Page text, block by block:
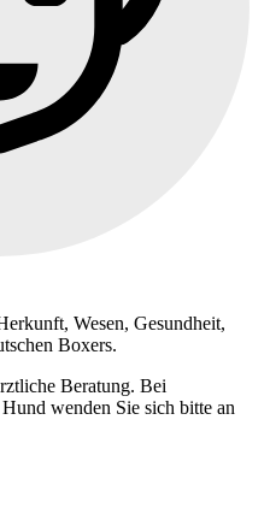
Wesen, Gesundheit,
Boxers.
Beratung. Bei
wenden Sie sich bitte an